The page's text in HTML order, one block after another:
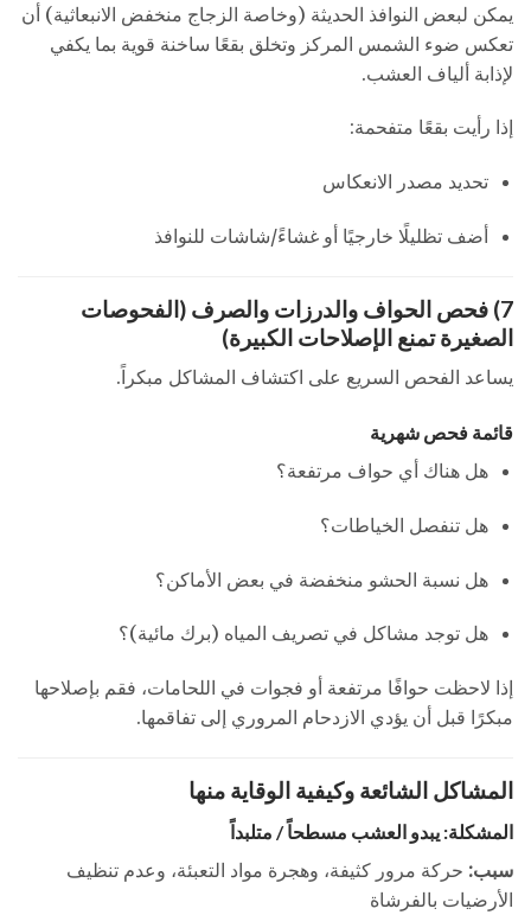
يمكن لبعض النوافذ الحديثة (وخاصة الزجاج منخفض الانبعاثية) أن
تعكس ضوء الشمس المركز وتخلق بقعًا ساخنة قوية بما يكفي
لإذابة ألياف العشب.
إذا رأيت بقعًا متفحمة:
تحديد مصدر الانعكاس
أضف تظليلًا خارجيًا أو غشاءً/شاشات للنوافذ
7) فحص الحواف والدرزات والصرف (الفحوصات
الصغيرة تمنع الإصلاحات الكبيرة)
يساعد الفحص السريع على اكتشاف المشاكل مبكراً.
قائمة فحص شهرية
هل هناك أي حواف مرتفعة؟
هل تنفصل الخياطات؟
هل نسبة الحشو منخفضة في بعض الأماكن؟
هل توجد مشاكل في تصريف المياه (برك مائية)؟
إذا لاحظت حوافًا مرتفعة أو فجوات في اللحامات، فقم بإصلاحها
مبكرًا قبل أن يؤدي الازدحام المروري إلى تفاقمها.
المشاكل الشائعة وكيفية الوقاية منها
المشكلة: يبدو العشب مسطحاً / متلبداً
سبب: حركة مرور كثيفة، وهجرة مواد التعبئة، وعدم تنظيف
الأرضيات بالفرشاة